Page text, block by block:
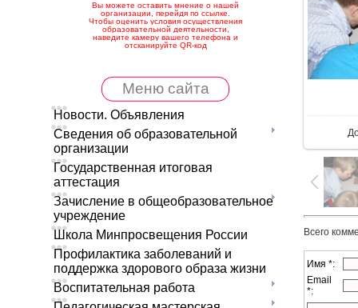
Вы можете оставить мнение о нашей
организации, перейдя по ссылке.
Чтобы оценить условия осуществления
образовательной деятельности,
наведите камеру вашего телефона и
отсканируйте QR-код
Меню сайта
Новости. Объявления
Сведения об образовательной
организации
Государственная итоговая
аттестация
Зачисление в общеобразовательное
учреждение
Школа Минпросвещения России
Профилактика заболеваний и
поддержка здорового образа жизни
Воспитательная работа
Всего
Имя *:
Email
*: